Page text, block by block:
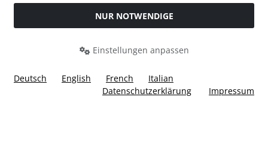
WiderrufsformularNUR NOTWENDIGE
Einstellungen anpassen
Deutsch English French
Italian
Datenschutzerklärung
Impressum